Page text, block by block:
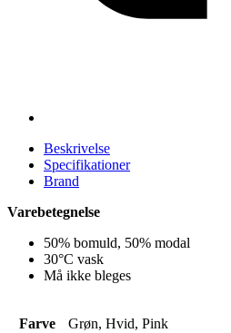
Beskrivelse
Specifikationer
Brand
Varebetegnelse
50% bomuld, 50% modal
30°C vask
Må ikke bleges
Farve Grøn, Hvid, Pink